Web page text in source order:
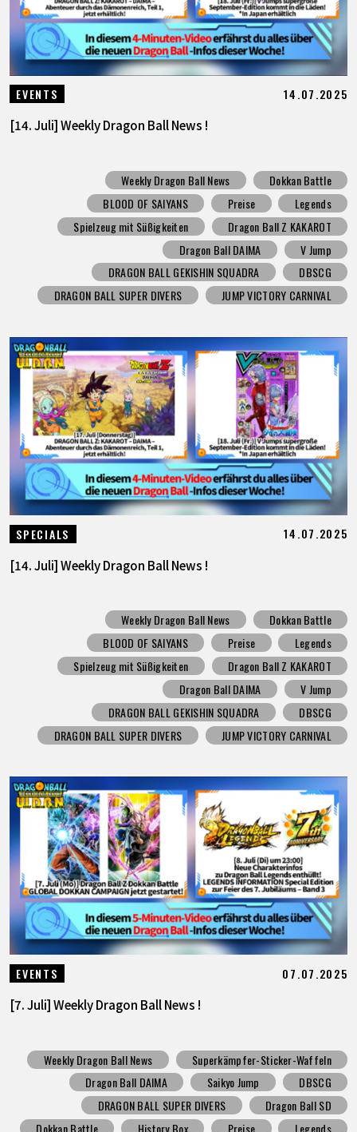
EVENTS 14.07.2025
[14. Juli] Weekly Dragon Ball News !
Weekly Dragon Ball News
Dokkan Battle
BLOOD OF SAIYANS
Preise
Legends
Spielzeug mit Süßigkeiten
Dragon Ball Z KAKAROT
Dragon Ball DAIMA
V Jump
DRAGON BALL GEKISHIN SQUADRA
DBSCG
DRAGON BALL SUPER DIVERS
JUMP VICTORY CARNIVAL
SPECIALS 14.07.2025
[14. Juli] Weekly Dragon Ball News !
Weekly Dragon Ball News
Dokkan Battle
BLOOD OF SAIYANS
Preise
Legends
Spielzeug mit Süßigkeiten
Dragon Ball Z KAKAROT
Dragon Ball DAIMA
V Jump
DRAGON BALL GEKISHIN SQUADRA
DBSCG
DRAGON BALL SUPER DIVERS
JUMP VICTORY CARNIVAL
EVENTS 07.07.2025
[7. Juli] Weekly Dragon Ball News !
Weekly Dragon Ball News
Superkämpfer-Sticker-Waffeln
Dragon Ball DAIMA
Saikyo Jump
DBSCG
DRAGON BALL SUPER DIVERS
Dragon Ball SD
Dokkan Battle
History Box Preise
Legends